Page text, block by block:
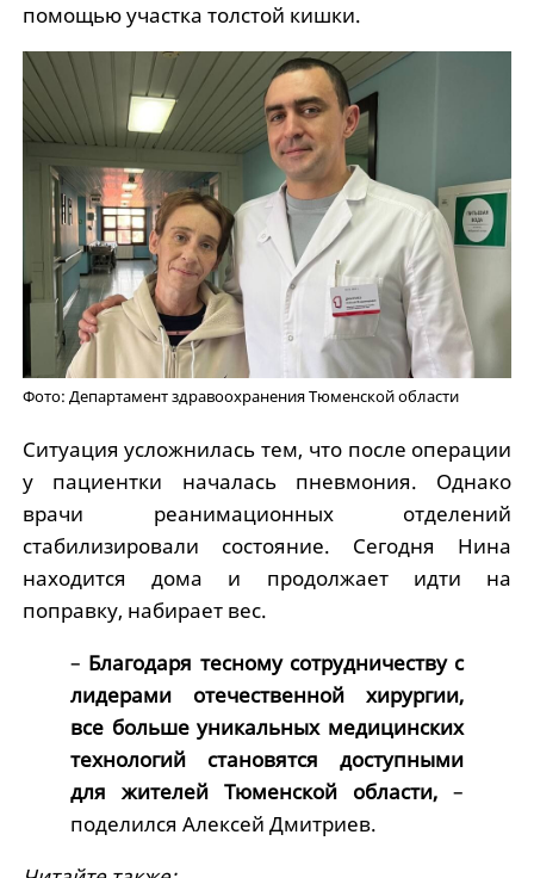
помощью участка толстой кишки.
Фото: Департамент здравоохранения Тюменской области
Ситуация усложнилась тем, что после операции
у пациентки началась пневмония. Однако
врачи реанимационных отделений
стабилизировали состояние. Сегодня Нина
находится дома и продолжает идти на
поправку, набирает вес.
– Благодаря тесному сотрудничеству с
лидерами отечественной хирургии,
все больше уникальных медицинских
технологий становятся доступными
для жителей Тюменской области, –
поделился Алексей Дмитриев.